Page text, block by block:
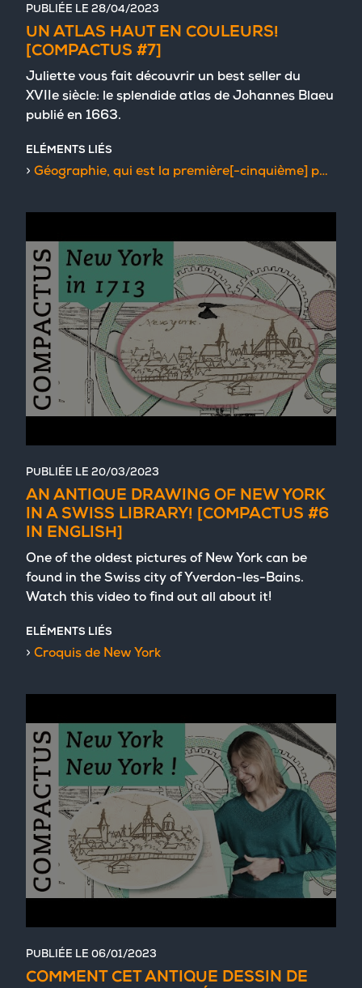
PUBLIÉE LE 28/04/2023
UN ATLAS HAUT EN COULEURS!
[COMPACTUS #7]
Juliette vous fait découvrir un best seller du
XVIIe siècle: le splendide atlas de Johannes Blaeu
publié en 1663.
ELÉMENTS LIÉS
Géographie, qui est la première[-cinquième] partie de la cosmographie blaviane : en laquelle la terre est représentée dans des cartes et illustrée de descriptions
PUBLIÉE LE 20/03/2023
AN ANTIQUE DRAWING OF NEW YORK
IN A SWISS LIBRARY! [COMPACTUS #6
IN ENGLISH]
One of the oldest pictures of New York can be
found in the Swiss city of Yverdon-les-Bains.
Watch this video to find out all about it!
ELÉMENTS LIÉS
Croquis de New York
PUBLIÉE LE 06/01/2023
COMMENT CET ANTIQUE DESSIN DE